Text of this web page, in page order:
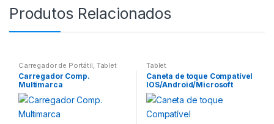
Produtos Relacionados
Carregador de Portátil Tablet
Carregador Comp.
Multimarca
5V/2A/3.5×1.35mm Idusd
Tablet
Caneta de toque Compatível
IOS/Android/Microsoft